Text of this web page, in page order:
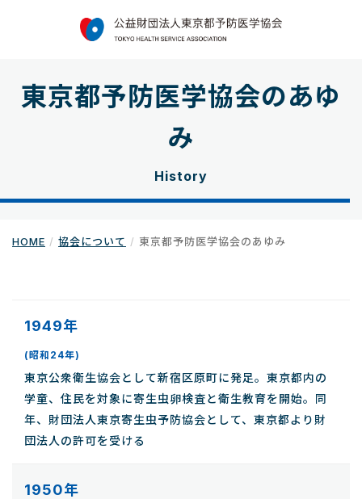
東京都予防医学協会のあゆ
み
History
HOME 協会について 東京都予防医学協会のあゆみ
1949年
(昭和24年)
東京公衆衛生協会として新宿区原町に発足。東京都内の
学童、住民を対象に寄生虫卵検査と衛生教育を開始。同
年、財団法人東京寄生虫予防協会として、東京都より財
団法人の許可を受ける
1950年